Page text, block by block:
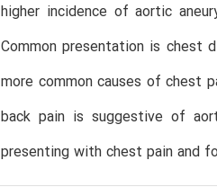
higher incidence of aortic
Common presentation is chest
more common causes of chest
back pain is suggestive of
presenting with chest pain and